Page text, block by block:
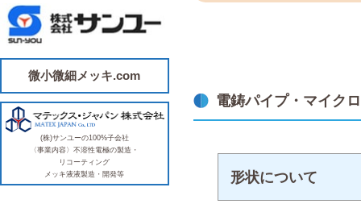
微小微細メッキ.com
(株)サンユーの100%子会社
〈事業内容〉不溶性電極の製造・
リコーティング
メッキ液液製造・開発等
電鋳パイプ・マイク
形状について